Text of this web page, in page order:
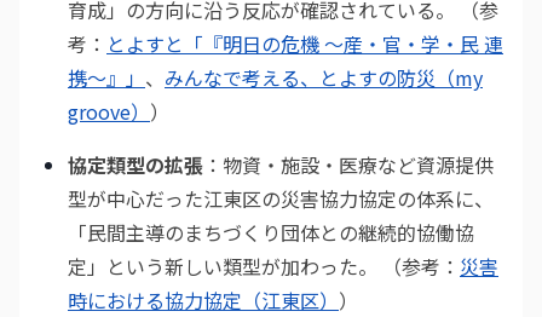
育成」の方向に沿う反応が確認されている。 （参
考： とよすと「『明日の危機 〜産・官・学・民 連
携〜』」 、 みんなで考える、とよすの防災（my
groove） ）
協定類型の拡張 ：物資・施設・医療など資源提供
型が中心だった江東区の災害協力協定の体系に、
「民間主導のまちづくり団体との継続的協働協
定」という新しい類型が加わった。 （参考： 災害
時における協力協定（江東区） ）